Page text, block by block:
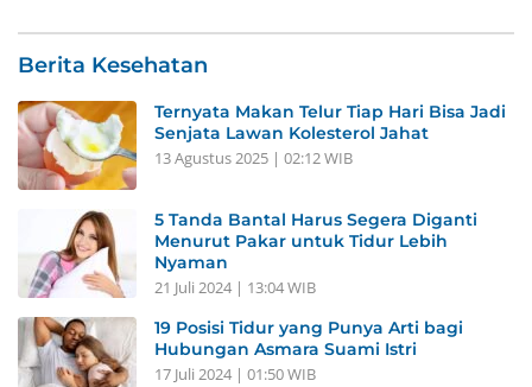
Berita Kesehatan
Ternyata Makan Telur Tiap Hari Bisa Jadi
Senjata Lawan Kolesterol Jahat
13 Agustus 2025 | 02:12 WIB
5 Tanda Bantal Harus Segera Diganti
Menurut Pakar untuk Tidur Lebih
Nyaman
21 Juli 2024 | 13:04 WIB
19 Posisi Tidur yang Punya Arti bagi
Hubungan Asmara Suami Istri
17 Juli 2024 | 01:50 WIB